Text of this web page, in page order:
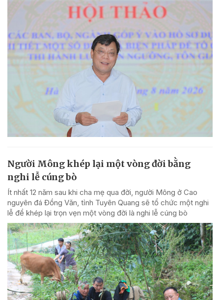
Người Mông khép lại một vòng đời bằng
nghi lễ cúng bò
Ít nhất 12 năm sau khi cha mẹ qua đời, người Mông ở Cao
nguyên đá Đồng Văn, tỉnh Tuyên Quang sẽ tổ chức một nghi
lễ để khép lại trọn vẹn một vòng đời là nghi lễ cúng bò